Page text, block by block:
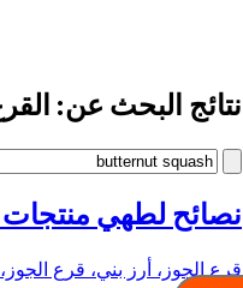
نتائج البحث عن:
نصائح لطهي
قرع الجوز، أرز بني، قرع